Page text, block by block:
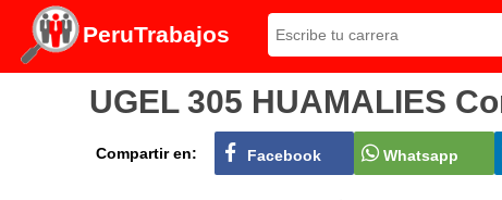
PeruTrabajos
UGEL 305 HUAMALIES
Compartir en: Facebook Whatsapp